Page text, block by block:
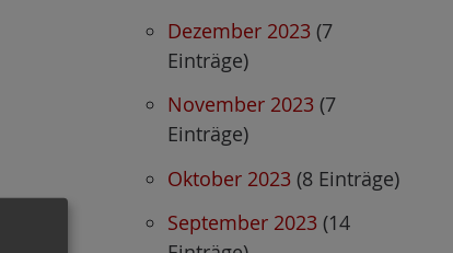
Dezember 2023 (7
Einträge)
November 2023 (7
Einträge)
Oktober 2023 (8 Einträge)
September 2023 (14